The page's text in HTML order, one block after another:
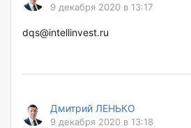
9 декабря 2020 в 13:17
dqs@intellinvest.ru
Дмитрий ЛЕНЬКО
9 декабря 2020 в 13:18